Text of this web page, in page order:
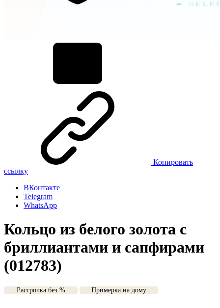
Копировать
ссылку
ВКонтакте
Telegram
WhatsApp
Кольцо из белого золота с
бриллиантами и сапфирами
(012783)
Рассрочка без % Примерка на дому